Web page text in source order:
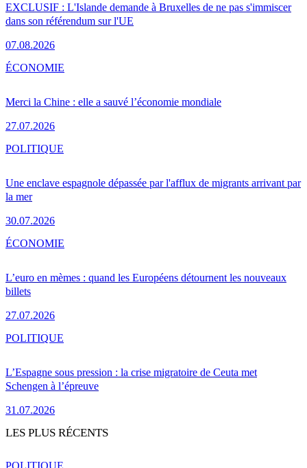
EXCLUSIF : L'Islande demande à Bruxelles de ne pas s'immiscer
dans son référendum sur l'UE
07.08.2026
Merci la Chine : elle a sauvé l’économie mondiale
27.07.2026
ÉCONOMIE
Une enclave espagnole dépassée par l'afflux de migrants arrivant par
la mer
30.07.2026
POLITIQUE
L’euro en mèmes : quand les Européens détournent les nouveaux
billets
27.07.2026
ÉCONOMIE
L’Espagne sous pression : la crise migratoire de Ceuta met
Schengen à l’épreuve
31.07.2026
POLITIQUE
LES PLUS RÉCENTS
POLITIQUE